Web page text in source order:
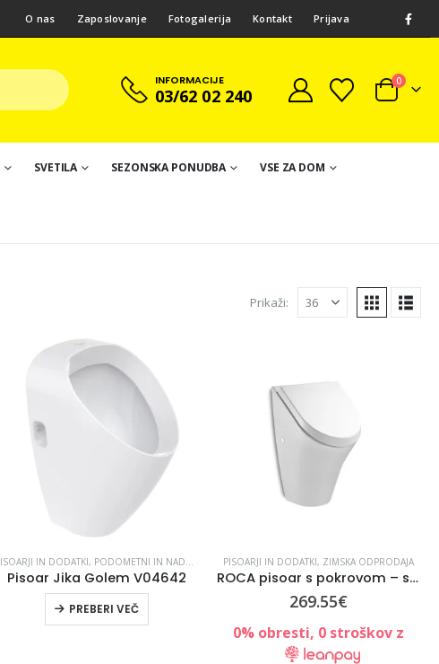
O nas Zaposlovanje Fotogalerija Kontakt Prijava
INFORMACIJE
03/62 02 240
0
SVETILA SEZONSKA PONUDBA VSE ZA DOM
Prikaži:
,SANITARNI IZDELKI
IN DODATKI, PODOMETNI IN NADOMETNI SANITARNI SISTEMI ,SANITARNI IZDELKI
Pisoar Jika Golem V04642
PREBERI VEČ
PISOARJI IN DODATKI, ZIMSKA ODPRODAJA
ROCA pisoar s pokrovom – s počasnim zapiranjem Nexo (A35364K000)
269.55€
0% obresti, 0 stroškov z